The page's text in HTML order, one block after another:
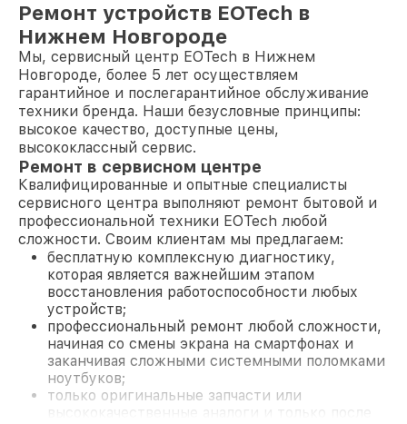
Ремонт устройств EOTech в
Нижнем Новгороде
Мы, сервисный центр EOTech в Нижнем
Новгороде, более 5 лет осуществляем
гарантийное и послегарантийное обслуживание
техники бренда. Наши безусловные принципы:
высокое качество, доступные цены,
высококлассный сервис.
Ремонт в сервисном центре
Квалифицированные и опытные специалисты
сервисного центра выполняют ремонт бытовой и
профессиональной техники EOTech любой
сложности. Своим клиентам мы предлагаем:
бесплатную комплексную диагностику,
которая является важнейшим этапом
восстановления работоспособности любых
устройств;
профессиональный ремонт любой сложности,
начиная со смены экрана на смартфонах и
заканчивая сложными системными поломками
ноутбуков;
только оригинальные запчасти или